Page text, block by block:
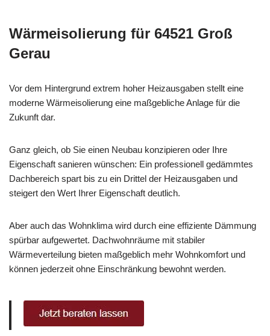
Wärmeisolierung für 64521 Groß
Gerau
Vor dem Hintergrund extrem hoher Heizausgaben stellt eine
moderne Wärmeisolierung eine maßgebliche Anlage für die
Zukunft dar.
Ganz gleich, ob Sie einen Neubau konzipieren oder Ihre
Eigenschaft sanieren wünschen: Ein professionell gedämmtes
Dachbereich spart bis zu ein Drittel der Heizausgaben und
steigert den Wert Ihrer Eigenschaft deutlich.
Aber auch das Wohnklima wird durch eine effiziente Dämmung
spürbar aufgewertet. Dachwohnräume mit stabiler
Wärmeverteilung bieten maßgeblich mehr Wohnkomfort und
können jederzeit ohne Einschränkung bewohnt werden.